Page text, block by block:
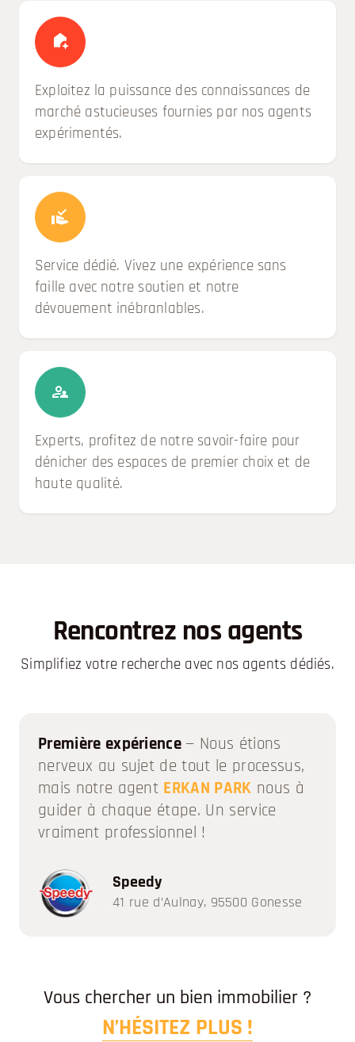
Exploitez la puissance des connaissances de
marché astucieuses fournies par nos agents
expérimentés.
Service dédié. Vivez une expérience sans
faille avec notre soutien et notre
dévouement inébranlables.
Experts, profitez de notre savoir-faire pour
dénicher des espaces de premier choix et de
haute qualité.
Rencontrez nos agents
Simplifiez votre recherche avec nos agents dédiés.
Première expérience — Nous étions
nerveux au sujet de tout le processus,
mais notre agent ERKAN PARK nous à
guider à chaque étape. Un service
vraiment professionnel !
Speedy
41 rue d’Aulnay, 95500 Gonesse
Vous chercher un bien immobilier ?
N’HÉSITEZ PLUS !